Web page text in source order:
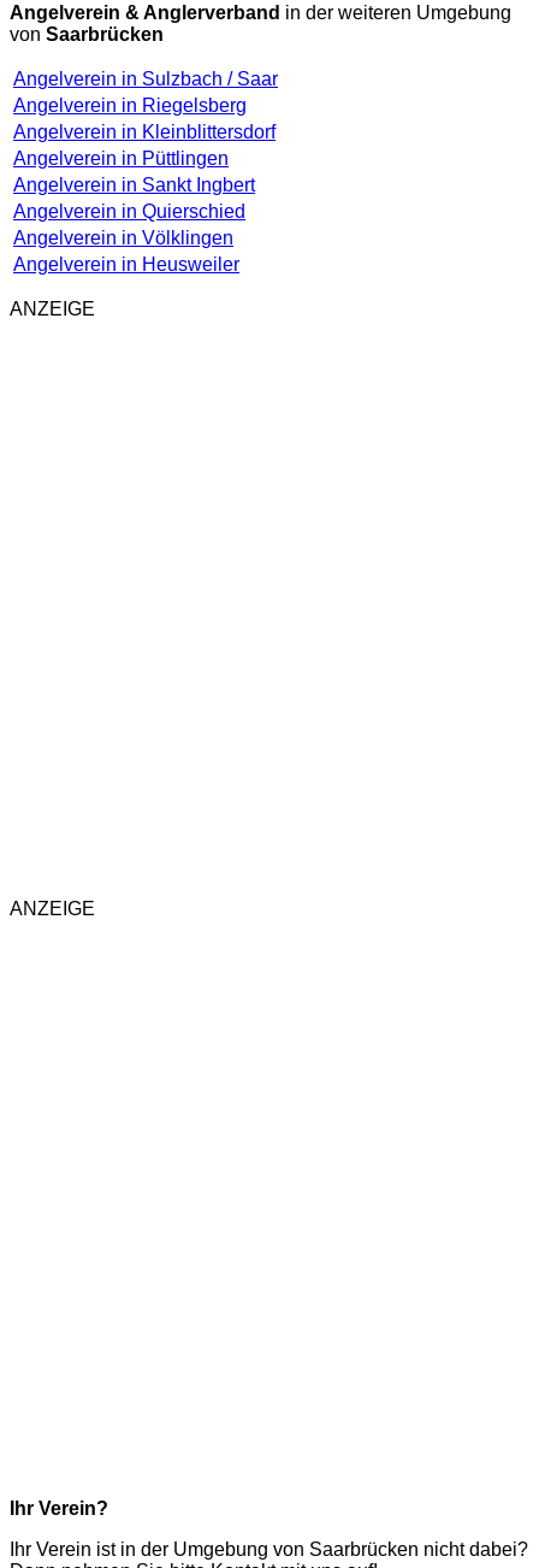
Angelverein & Anglerverband in der weiteren Umgebung
von Saarbrücken
Angelverein in Sulzbach / Saar
Angelverein in Riegelsberg
Angelverein in Kleinblittersdorf
Angelverein in Püttlingen
Angelverein in Sankt Ingbert
Angelverein in Quierschied
Angelverein in Völklingen
Angelverein in Heusweiler
ANZEIGE
ANZEIGE
Ihr Verein?
Ihr Verein ist in der Umgebung von Saarbrücken nicht dabei?